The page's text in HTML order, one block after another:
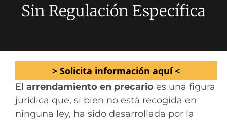
Sin Regulación Específica
> Solicita información aquí <
El arrendamiento en precario es una figura
jurídica que, si bien no está recogida en
ninguna ley, ha sido desarrollada por la